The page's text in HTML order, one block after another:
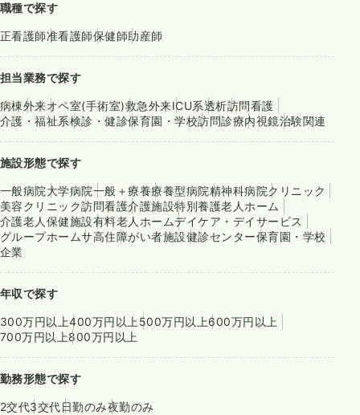
職種で探す
正看護師准看護師保健師助産師
担当業務で探す
病棟外来オペ室(手術室)救急外来ICU系透析訪問看護
介護・福祉系検診・健診保育園・学校訪問診療内視鏡治験関連
施設形態で探す
一般病院大学病院一般＋療養療養型病院精神科病院クリニック
美容クリニック訪問看護介護施設特別養護老人ホーム
介護老人保健施設有料老人ホームデイケア・デイサービス
グループホームサ高住障がい者施設健診センター保育園・学校
企業
年収で探す
300万円以上400万円以上 500万円以上600万円以上
700万円以上800万円以上
勤務形態で探す
2交代3交代日勤のみ夜勤のみ